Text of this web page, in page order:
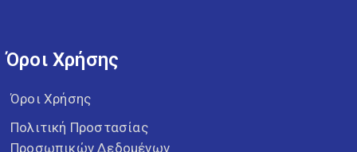
Όροι Χρήσης
Όροι Χρήσης
Πολιτική Προστασίας
Προσωπικών Δεδομένων